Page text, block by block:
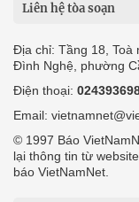
Liên hệ tòa soạn
Địa chỉ: Tầng 18, Toà
Đình Nghệ, phường
Điện thoại:
Email:
© 1997 Báo
lại thông tin từ
báo VietNamNet.